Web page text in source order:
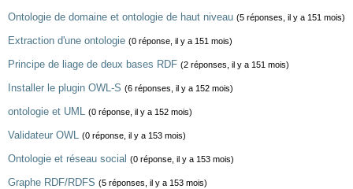
Ontologie de domaine et ontologie de haut niveau (5 réponses, il y a 151 mois)
Extraction d'une ontologie (0 réponse, il y a 151 mois)
Principe de liage de deux bases RDF (2 réponses, il y a 151 mois)
Installer le plugin OWL-S (6 réponses, il y a 152 mois)
ontologie et UML (0 réponse, il y a 152 mois)
Validateur OWL (0 réponse, il y a 153 mois)
Ontologie et réseau social (0 réponse, il y a 153 mois)
Graphe RDF/RDFS (5 réponses, il y a 153 mois)